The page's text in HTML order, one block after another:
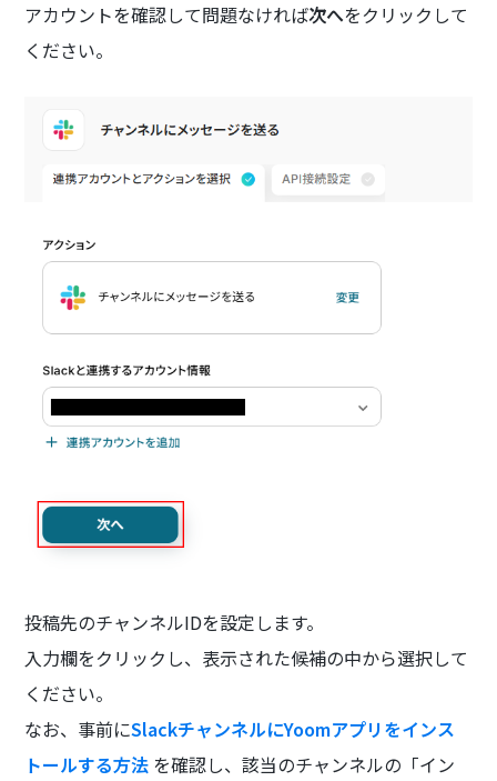
アカウントを確認して問題なければ次へをクリックして
ください。
投稿先のチャンネルIDを設定します。
入力欄をクリックし、表示された候補の中から選択して
ください。
なお、事前にSlackチャンネルにYoomアプリをインス
トールする方法 を確認し、該当のチャンネルの「イン